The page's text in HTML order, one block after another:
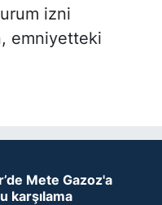
izni
emniyetteki
Mete Gazoz'a
karşılama